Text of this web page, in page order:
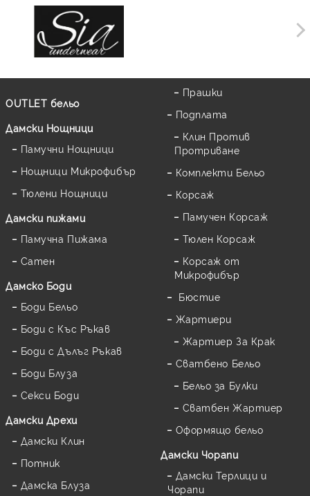
OUTLET бельо
Дамски Нощници
Памучни Нощници
Нощници Микрофибър
Тюлени Нощници
Дамски пижами
Памучна Пижама
Сатен
Дамскo Боди
Боди Бельо
Боди с Къс Ръкав
Боди с Дълъг Ръкав
Боди Блуза
Секси Боди
Дамски Дрехи
Дамски Клин
Потник
Дамска Блуза
Прашки
Подплата
Клин Против
Протриване
Комплекти Бельо
Корсаж
Памучен Корсаж
Тюлен Корсаж
Корсаж от
Микрофибър
Бюстие
Жартиери
Жартиер За Крак
Сватбено Бельо
Бельо за Булки
Сватбен Жартиер
Оформящо бельо
Дамски Чорапи
Дамски Терлици и
Чорапи